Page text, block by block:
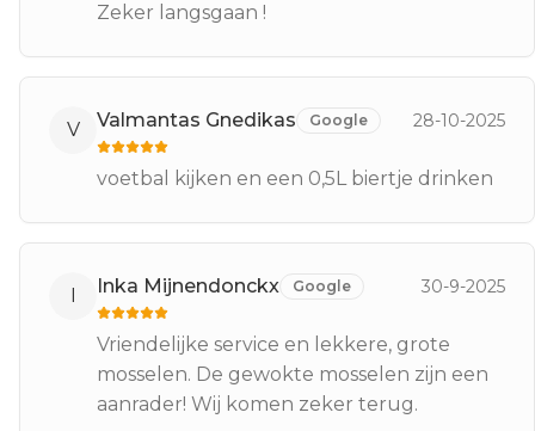
Zeker langsgaan !
V Valmantas Gnedikas Google 28-10-2025
voetbal kijken en een 0,5L biertje drinken
I Inka Mijnendonckx Google 30-9-2025
Vriendelijke service en lekkere, grote
mosselen. De gewokte mosselen zijn een
aanrader! Wij komen zeker terug.